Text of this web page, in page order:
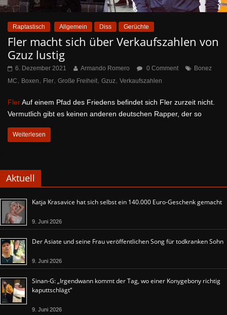
Raptastisch Allgemein Diss Gerüchte
Fler macht sich über Verkaufszahlen von
Gzuz lustig
6. Dezember 2021 Armando Romero 0 Comment
Bonez
MC, Boxen, Fler, Große Freiheit, Gzuz, Verkaufszahlen
FlerAuf einem Pfad des Friedens befindet sich Fler zurzeit nicht.
Vermutlich gibt es keinen anderen deutschen Rapper, der so
Weiterlesen
Aktuell
Katja Krasavice hat sich selbst ein 140.000 Euro-Geschenk gemacht
9. Juni 2026
Der Asiate und seine Frau veröffentlichen Song für todkranken Sohn
9. Juni 2026
Sinan-G: „Irgendwann kommt der Tag, wo einer Konygebony richtig
kaputtschlägt“
9. Juni 2026